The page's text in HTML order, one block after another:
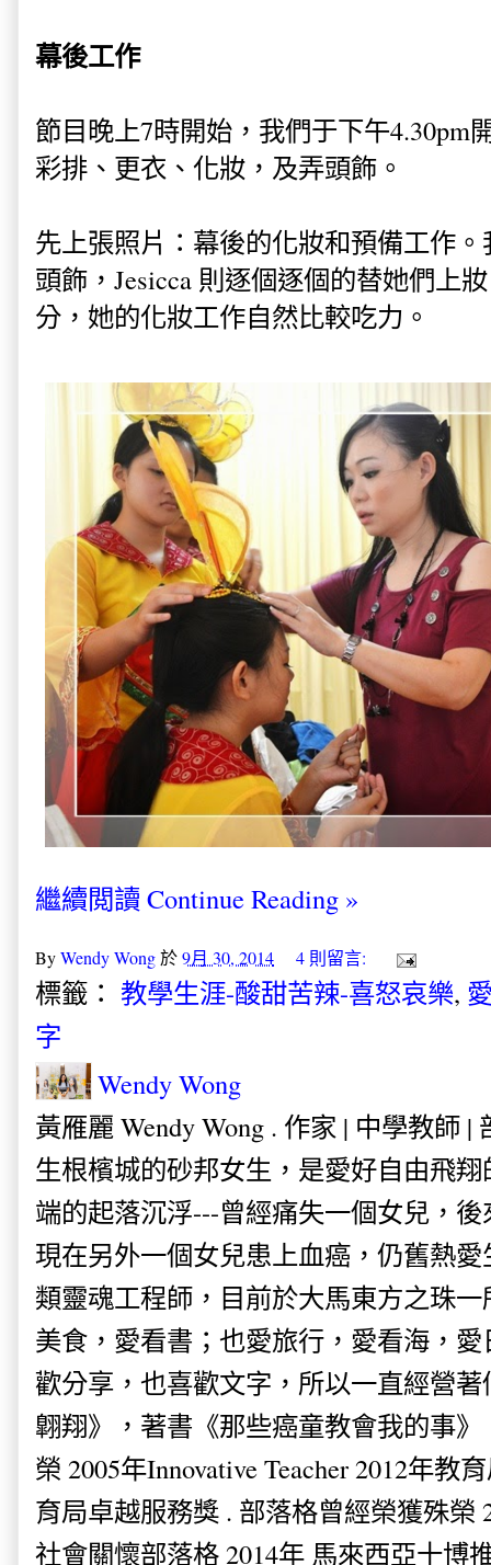
幕後工作
節目晚上7時開始，我們于下午4.30pm
彩排、更衣、化妝，及弄頭飾。
先上張照片：幕後的化妝和預備工作
頭飾，Jesicca 則逐個逐個的替她們上
分，她的化妝工作自然比較吃力。
繼續閲讀 Continue Reading »
ByWendy Wong於9月 30, 2014 4 則留言:
標籤： 教學生涯-酸甜苦辣-喜怒哀樂,
字
Wendy Wong
黃雁麗 Wendy Wong . 作家 | 中學教師 |
生根檳城的砂邦女生，是愛好自由飛
端的起落沉浮---曾經痛失一個女兒，
現在另外一個女兒患上血癌，仍舊熱
類靈魂工程師，目前於大馬東方之珠
美食，愛看書；也愛旅行，愛看海，
歡分享，也喜歡文字，所以一直經營
翺翔》，著書《那些癌童教會我的事
榮 2005年Innovative Teacher 2012年教
育局卓越服務獎 . 部落格曾經榮獲殊榮
社會關懷部落格 2014年 馬來西亞十博